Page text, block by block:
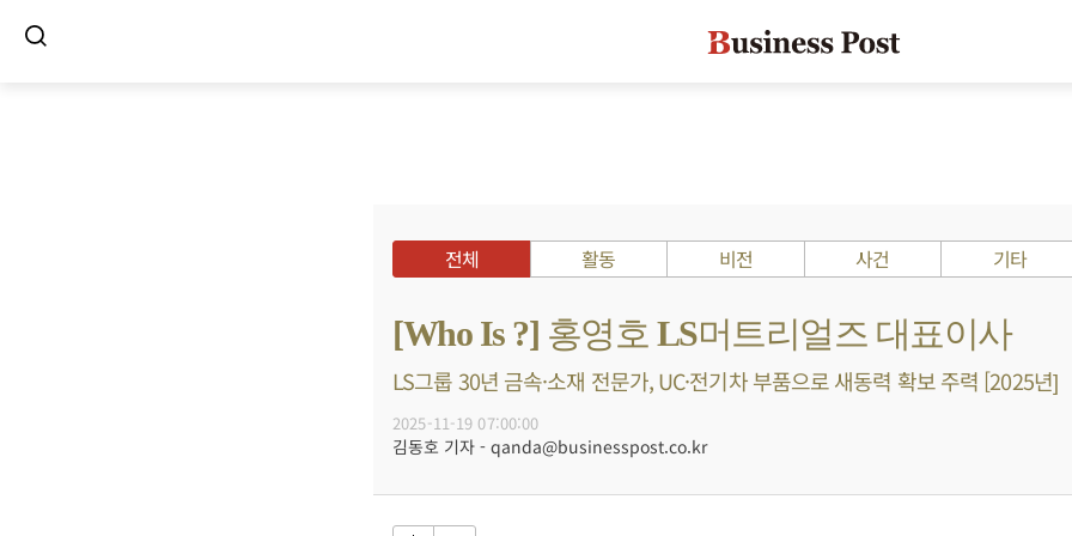
전체 활동 비전 사건 기타
[Who Is ?] 홍영호 LS머트리얼즈 대표이사
LS그룹 30년 금속·소재 전문가, UC·전기차 부품으로 새동력 확보 주력 [2025년]
2025-11-19 07:00:00
김동호 기자 - qanda@businesspost.co.kr